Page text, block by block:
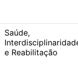
Saúde,
e Reabilitação